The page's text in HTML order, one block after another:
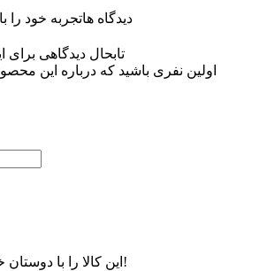
دیدگاه هاتجربه خود را
تابحال دیدگاهی
اولین نفری باشید که درباره این
این کالا را با دوستان خود به اشتراک بگذارید!